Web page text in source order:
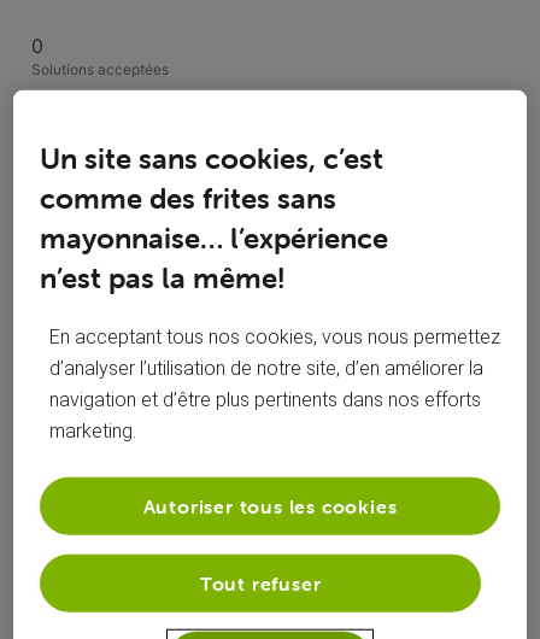
0
Solutions acceptées
Toutesles activités
Selected
Toutesles
activités
A Facture
Bonjour, Je viens de recevoir ma facture par email alors que
l'option papier n'est plus disponible. Je voudrais qu'un
"Officiel" s'occupe de rétablir ma facturation en mode
papier. Merci d'avance. Cordialement.
55 2 0 2
Un site sans cookies, c’est
comme des frites sans
mayonnaise… l’expérience
n’est pas la même!
En acceptant tous nos cookies, vous nous permettez
d’analyser l’utilisation de notre site, d’en améliorer la
navigation et d’être plus pertinents dans nos efforts
marketing.
Tout refuser
Autoriser tous les cookies